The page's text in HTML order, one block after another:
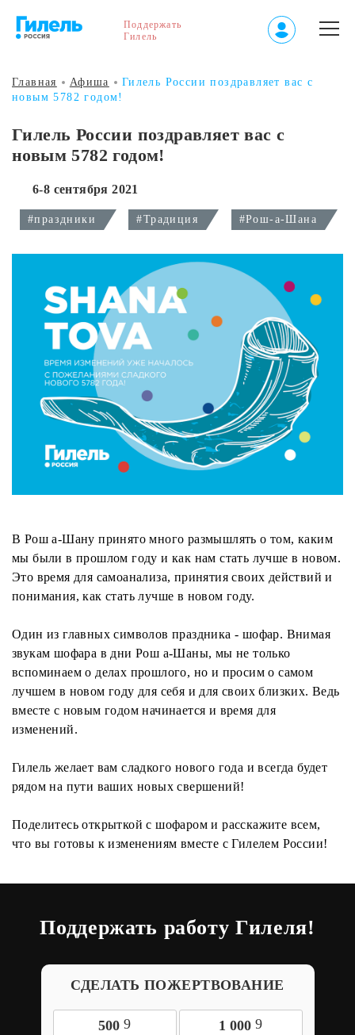
Поддержать
Гилель
Главная Афиша
Гилель России поздравляет вас с
новым 5782 годом!
Гилель России поздравляет вас с
новым 5782 годом!
6-8 сентября 2021
#праздники #Традиция #Рош-а-Шана
В Рош а-Шану принято много размышлять о том, каким
мы были в прошлом году и как нам стать лучше в новом.
Это время для самоанализа, принятия своих действий и
понимания, как стать лучше в новом году.
Один из главных символов праздника - шофар. Внимая
звукам шофара в дни Рош а-Шаны, мы не только
вспоминаем о делах прошлого, но и просим о самом
лучшем в новом году для себя и для своих близких. Ведь
вместе с новым годом начинается и время для
изменений.
Гилель желает вам сладкого нового года и всегда будет
рядом на пути ваших новых свершений!
Поделитесь открыткой с шофаром и расскажите всем,
что вы готовы к изменениям вместе с Гилелем России!
Поддержать работу Гилеля!
СДЕЛАТЬ ПОЖЕРТВОВАНИЕ
500 9 1 000 9